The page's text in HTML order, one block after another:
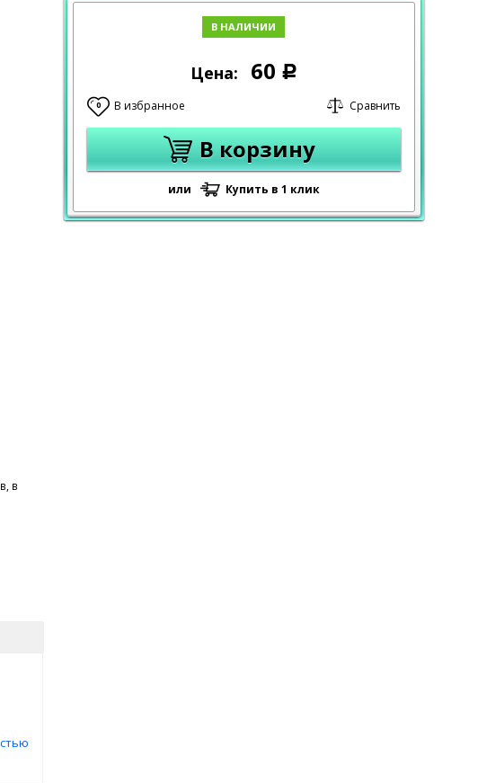
В НАЛИЧИИ
Цена: 60 Р
0 В избранное Сравнить
В корзину
или Купить в 1 клик
в